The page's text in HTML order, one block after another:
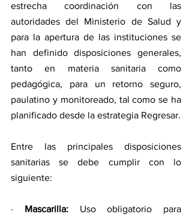
estrecha coordinación con las
autoridades del Ministerio de Salud y
para la apertura de las instituciones se
han definido disposiciones generales,
tanto en materia sanitaria como
pedagógica, para un retorno seguro,
paulatino y monitoreado, tal como se ha
planificado desde la estrategia Regresar.
Entre las principales disposiciones
sanitarias se debe cumplir con lo
siguiente:
· Mascarilla: Uso obligatorio para